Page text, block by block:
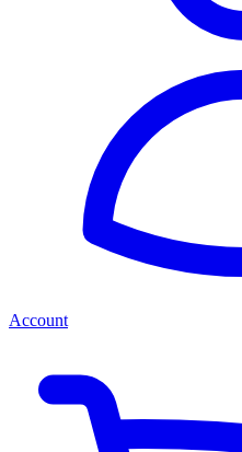
Account